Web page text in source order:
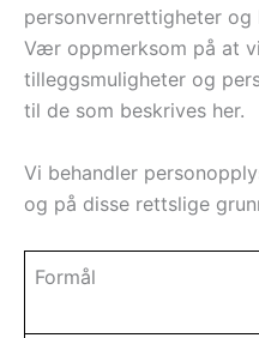
personvernrettigheter
Vær oppmerksom på at
tilleggsmuligheter og
til de som beskrives her.
Vi behandler
og på disse rettslige
Formål